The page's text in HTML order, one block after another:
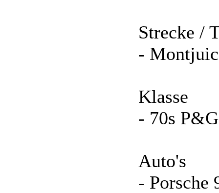
Strecke /
- Montjuic
Klasse
- 70s P&G
Auto's
- Porsche